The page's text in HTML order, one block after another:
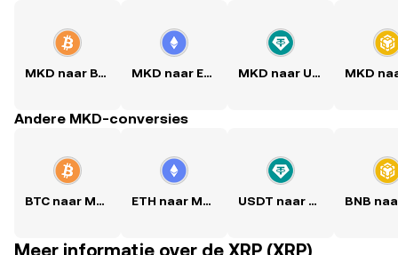
MKD naar BTC MKD naar ETH MKD naar USDT
Andere MKD-conversies
BTC naar MKD ETH naar MKD USDT naar MKD
Meer informatie over de XRP (XRP)